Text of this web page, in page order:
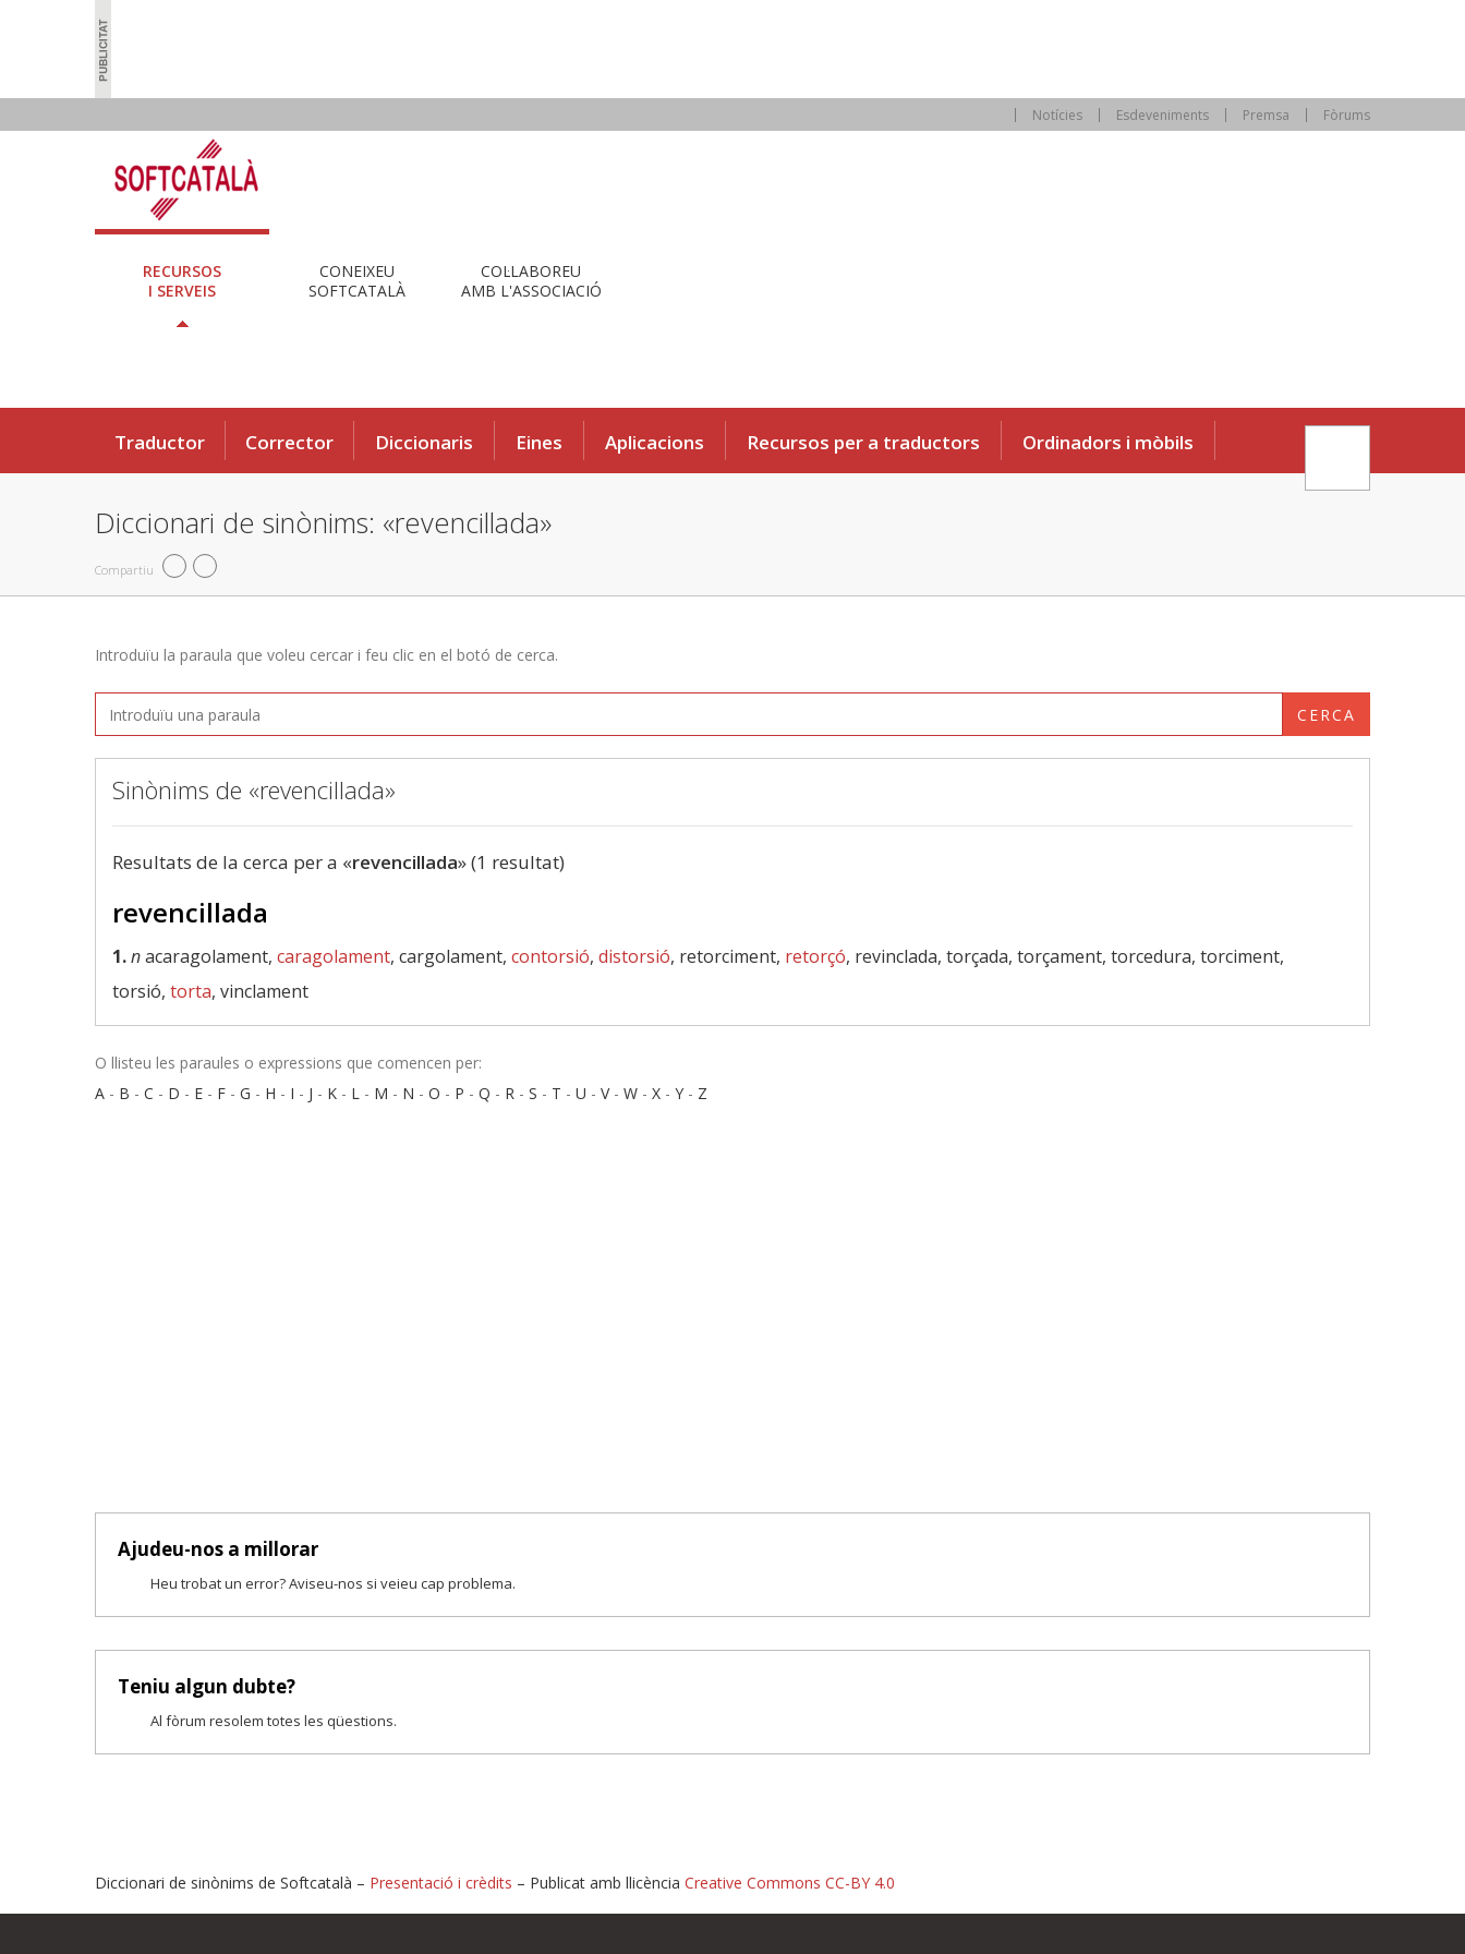
Notícies Esdeveniments Premsa Fòrums
RECURSOS
I SERVEIS
CONEIXEU
SOFTCATALÀ
COL·LABOREU
AMB L'ASSOCIACIÓ
Traductor Corrector Diccionaris Eines Aplicacions Recursos per a traductors Ordinadors i mòbils
Diccionari de sinònims: «revencillada»
Compartiu
Introduïu la paraula que voleu cercar i feu clic en el botó de cerca.
CERCA
Sinònims de «revencillada»
Resultats de la cerca per a «revencillada» (1 resultat)
revencillada
1.nacaragolament, caragolament, cargolament, contorsió, distorsió, retorciment, retorçó, revinclada, torçada, torçament, torcedura, torciment,
torsió, torta, vinclament
O llisteu les paraules o expressions que comencen per:
A - B - C - D - E - F - G - H - I - J - K - L - M - N - O - P - Q - R - S - T - U - V- W - X - Y - Z
Ajudeu-nos a millorar
Heu trobat un error? Aviseu-nos si veieu cap problema.
Teniu algun dubte?
Al fòrum resolem totes les qüestions.
Diccionari de sinònims de Softcatalà – Presentació i crèdits – Publicat amb llicència Creative Commons CC-BY 4.0